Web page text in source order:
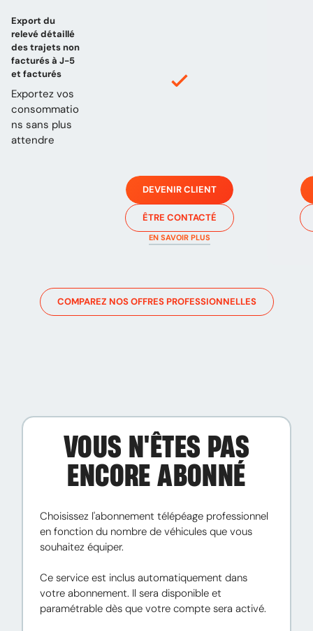
Export du
relevé détaillé
des trajets non
facturés à J-5
et facturés
Exportez vos
consommatio
ns sans plus
attendre
DEVENIR CLIENT
ÊTRE CONTACTÉ
EN SAVOIR PLUS
COMPAREZ NOS OFFRES PROFESSIONNELLES
VOUS N'ÊTES PAS
ENCORE ABONNÉ
Choisissez l'abonnement télépéage professionnel
en fonction du nombre de véhicules que vous
souhaitez équiper.
Ce service est inclus automatiquement dans
votre abonnement. Il sera disponible et
paramétrable dès que votre compte sera activé.